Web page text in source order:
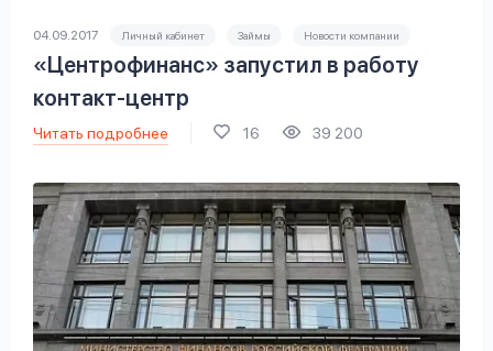
04.09.2017 Личный кабинет Займы Новости компании
«Центрофинанс» запустил в работу
контакт-центр
Читать подробнее 16 39 200